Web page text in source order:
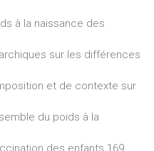
à la naissance des
sur les différences
et de contexte sur
du poids à la
des enfants 169